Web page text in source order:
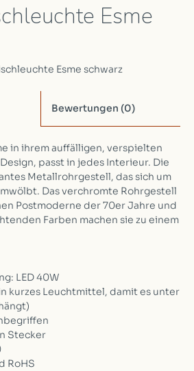
Esme
Esme schwarz
Bewertungen (0)
in ihrem auffälligen, verspielten
passt in jedes Interieur. Die
Metallrohrgestell, das sich um
Das verchromte Rohrgestell
Postmoderne der 70er Jahre und
Farben machen sie zu einem
LED 40W
kurzes Leuchtmittel, damit es unter
Stecker
RoHS